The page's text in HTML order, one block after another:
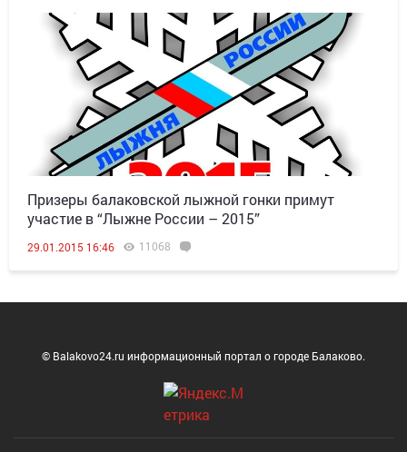
Призеры балаковской лыжной гонки примут
участие в “Лыжне России – 2015”
29.01.2015 16:46 11068
© Balakovo24.ru информационный портал о городе Балаково.